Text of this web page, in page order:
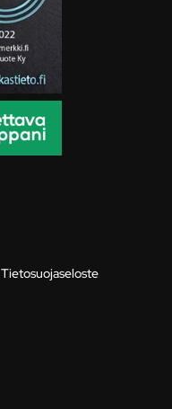
Tietosuojaseloste